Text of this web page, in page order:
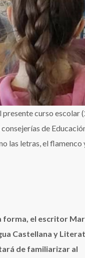
curso escolar
de
las letras, el flamenco
forma, el escritor
Castellana y
de familiarizar al